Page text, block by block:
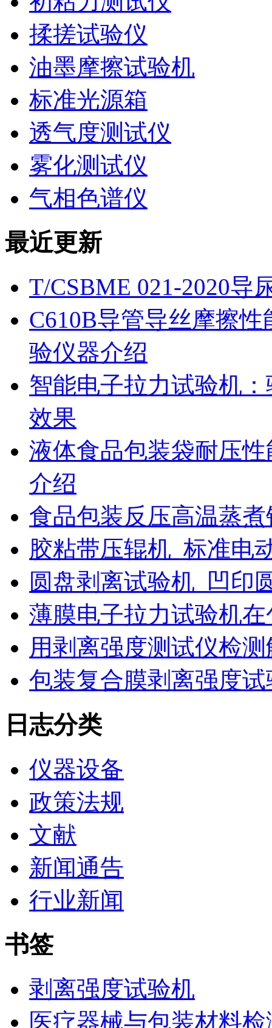
揉搓试验仪
油墨摩擦试验机
标准光源箱
透气度测试仪
雾化测试仪
气相色谱仪
最近更新
T/CSBME 021-2020导
C610B导管导丝摩擦
验仪器介绍
智能电子拉力试验机
效果
液体食品包装袋耐压
介绍
食品包装反压高温蒸
胶粘带压辊机_标准电
圆盘剥离试验机_凹印
薄膜电子拉力试验机
用剥离强度测试仪检
包装复合膜剥离强度
日志分类
仪器设备
政策法规
文献
新闻通告
行业新闻
书签
剥离强度试验机
医疗器械与包装材料检